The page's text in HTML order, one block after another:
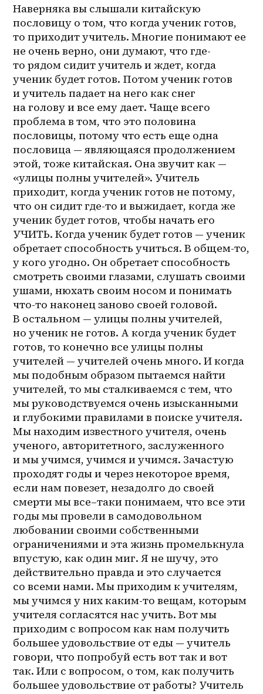
Наверняка вы слышали китайскую
пословицу о том, что когда ученик готов,
то приходит учитель. Многие понимают ее
не очень верно, они думают, что где-
то рядом сидит учитель и ждет, когда
ученик будет готов. Потом ученик готов
и учитель падает на него как снег
на голову и все ему дает. Чаще всего
проблема в том, что это половина
пословицы, потому что есть еще одна
пословица — являющаяся продолжением
этой, тоже китайская. Она звучит как —
«улицы полны учителей». Учитель
приходит, когда ученик готов не потому,
что он сидит где-то и выжидает, когда же
ученик будет готов, чтобы начать его
УЧИТЬ. Когда ученик будет готов — ученик
обретает способность учиться. В общем-то,
у кого угодно. Он обретает способность
смотреть своими глазами, слушать своими
ушами, нюхать своим носом и понимать
что-то наконец заново своей головой.
В остальном — улицы полны учителей,
но ученик не готов. А когда ученик будет
готов, то конечно все улицы полны
учителей — учителей очень много. И когда
мы подобным образом пытаемся найти
учителей, то мы сталкиваемся с тем, что
мы руководствуемся очень изысканными
и глубокими правилами в поиске учителя.
Мы находим известного учителя, очень
ученого, авторитетного, заслуженного
и мы учимся, учимся и учимся. Зачастую
проходят годы и через некоторое время,
если нам повезет, незадолго до своей
смерти мы все–таки понимаем, что все эти
годы мы провели в самодовольном
любовании своими собственными
ограничениями и эта жизнь промелькнула
впустую, как один миг. Я не шучу, это
действительно правда и это случается
со всеми нами. Мы приходим к учителям,
мы учимся у них каким-то вещам, которым
учителя согласятся нас учить. Вот мы
приходим с вопросом как нам получить
большее удовольствие от еды — учитель
говори, что попробуй есть вот так и вот
так. Или с вопросом, о том, как получить
большее удовольствие от работы? Учитель